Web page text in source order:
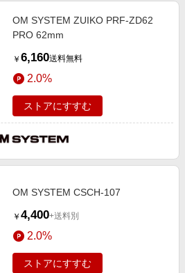
OM SYSTEM ZUIKO PRF-ZD62
PRO 62mm
￥ 6,160送料無料
2.0%
ストアにすすむ
OM SYSTEM CSCH-107
￥ 4,400+送料別
2.0%
ストアにすすむ